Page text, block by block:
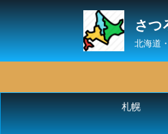
さつ
北海道
札幌